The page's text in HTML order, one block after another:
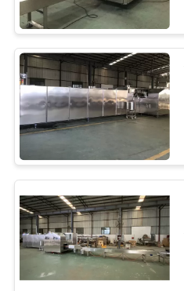
ク
ト
私
達
に
つ
い
て
アイスク
コーン自
アイス ク
ーンのベ